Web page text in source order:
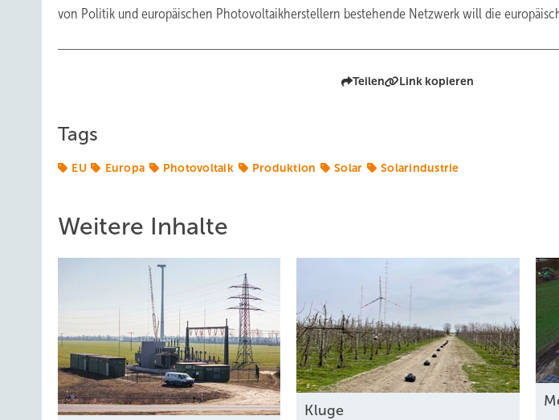
von Politik und europäischen Photovoltaikherstellern bestehende Netzwerk will die
Teilen Link kopieren
Tags
EU Europa Photovoltaik Produktion Solar Solarindustrie
Weitere Inhalte
Kl uge